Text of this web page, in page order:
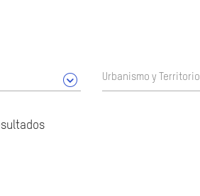
Urbanismo y Territorio